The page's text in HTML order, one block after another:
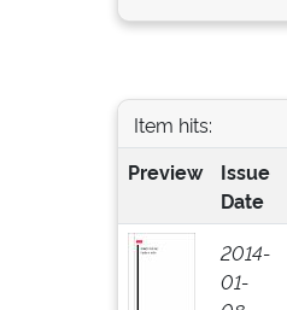
Item hits:
Preview
Issue
Date
2014-
01-